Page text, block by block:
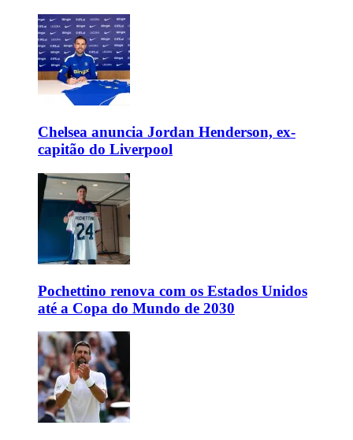
Chelsea anuncia Jordan Henderson, ex-
capitão do Liverpool
Pochettino renova com os Estados Unidos
até a Copa do Mundo de 2030